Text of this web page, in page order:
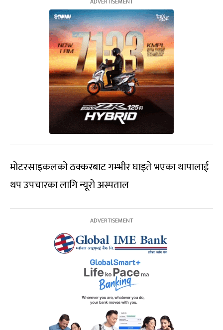
मोटरसाइकलको ठक्करबाट गम्भीर घाइते भएका थापालाई
थप उपचारका लागि न्यूरो अस्पताल